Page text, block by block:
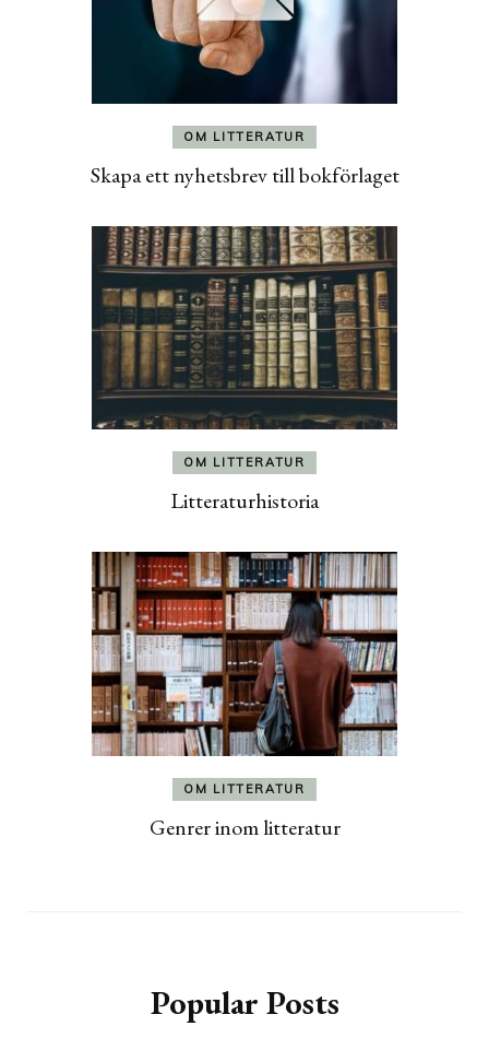
OM LITTERATUR
Skapa ett nyhetsbrev till bokförlaget
OM LITTERATUR
Litteraturhistoria
OM LITTERATUR
Genrer inom litteratur
Popular Posts